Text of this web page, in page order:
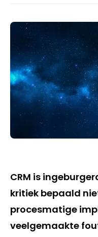
CRM is
kritiek bepaald
procesmatige
veelgemaakte